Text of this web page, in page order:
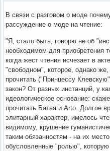
В связи с разговом о моде
рассуждение о моде на чтение:
"Я, стало быть, говорю не об
необходимом для приобретения
когда жест чтения исчезает в
"свободном", которое, однако
прочитать ("Принцессу
закон? От разных инстанций, у
идеологическое основание:
прочитать Батая и Arto. Долгое
элитарный характер, имелось
видимому, крушение
таким обязанностям - на их
обусловленные "ролью", которую